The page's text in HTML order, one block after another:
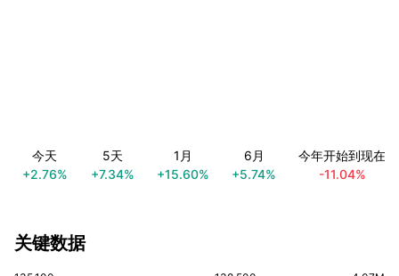
今天
+2.76%
5天
+7.34%
1月
+15.60%
6月
+5.74%
今年开始到现在
-11.04%
关键数据